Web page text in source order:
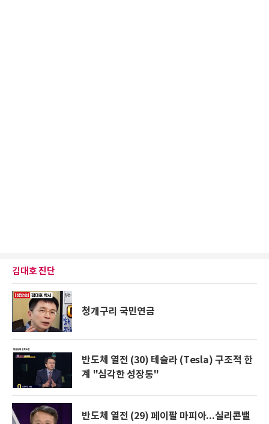
김대호 진단
청개구리 국민연금
반도체 열전 (30) 테슬라 (Tesla) 구조적 한
계 "심각한 성장통"
반도체 열전 (29) 페이팔 마피아...실리콘밸